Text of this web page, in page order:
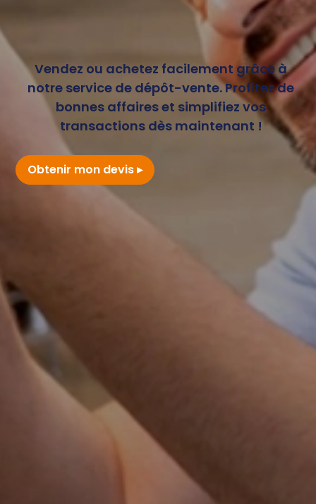
Vendez ou achetez facilement grâce à
notre service de dépôt-vente. Profitez de
bonnes affaires et simplifiez vos
transactions dès maintenant !
Obtenir mon devis